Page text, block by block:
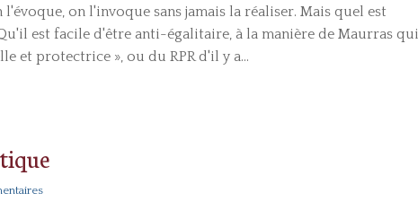
l'évoque, on l'invoque sans jamais la réaliser. Mais quel est
est facile d'être anti-égalitaire, à la manière de Maurras qui
et protectrice », ou du RPR d'il y a...